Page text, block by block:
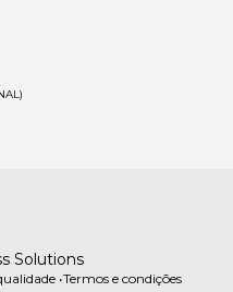
Solutions
•Termos e condições